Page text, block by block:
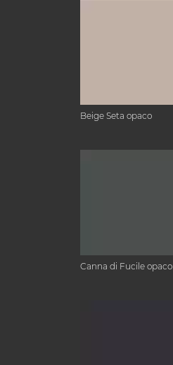
Beige Seta opaco
Canna di Fucile opaco